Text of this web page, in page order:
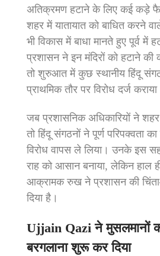
अतिक्रमण हटाने के लिए कई कड़े
शहर में यातायात को बाधित करने
भी विकास में बाधा मानते हुए पूर्व में
प्रशासन ने इन मंदिरों को हटाने की
तो शुरुआत में कुछ स्थानीय हिंदू
प्राथमिक तौर पर विरोध दर्ज कराया
जब प्रशासनिक अधिकारियों ने शहर
तो हिंदू संगठनों ने पूर्ण परिपक्वता
विरोध वापस ले लिया। उनके इस
राह को आसान बनाया, लेकिन हाल
आक्रामक रुख ने प्रशासन की
दिया है।
Ujjain Qazi ने मुसलमानों
बरगलाना शुरू कर दिया